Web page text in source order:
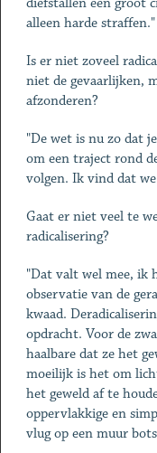
alleen harde straffen."
Is er niet zoveel
niet de gevaarlijken,
afzonderen?
"De wet is nu zo dat
om een traject rond
volgen. Ik vind dat
Gaat er niet veel te
radicalisering?
"Dat valt wel mee, ik
observatie van de
kwaad.
opdracht. Voor de
haalbare dat ze het
moeilijk is het om
het geweld af te
oppervlakkige en
vlug op een muur